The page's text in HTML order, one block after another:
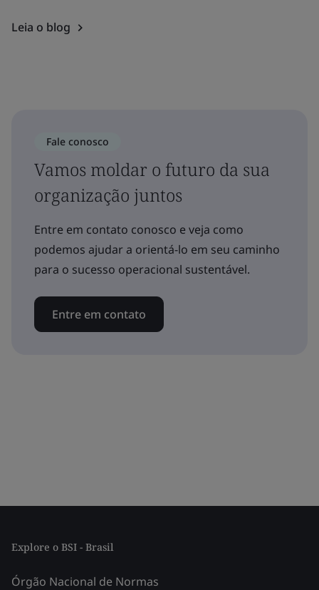
Leia o blog
Fale conosco
Vamos moldar o futuro da sua
organização juntos
Entre em contato conosco e veja como
podemos ajudar a orientá-lo em seu caminho
para o sucesso operacional sustentável.
Entre em contato
Explore o BSI - Brasil
Órgão Nacional de Normas